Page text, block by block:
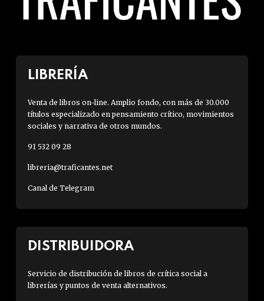
LIBRERÍA
Venta de libros on-line. Amplio fondo, con más de 30.000
títulos especializado en pensamiento crítico, movimientos
sociales y narrativa de otros mundos.
91 532 09 28
libreria@traficantes.net
Canal de Telegram
DISTRIBUIDORA
Servicio de distribución de libros de crítica social a
librerías y puntos de venta alternativos.